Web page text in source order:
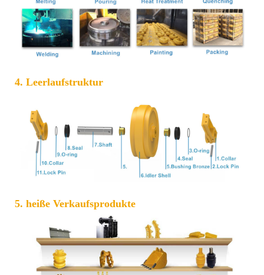
4. Leerlaufstruktur
5. heiße Verkaufsprodukte